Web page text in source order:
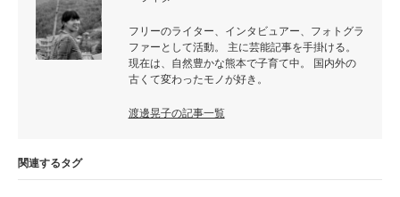
フリーのライター、インタビュアー、フォトグラ
ファーとして活動。 主に芸能記事を手掛ける。
現在は、自然豊かな熊本で子育て中。 国内外の
古くて変わったモノが好き。
渡邊晃子の記事一覧
関連するタグ